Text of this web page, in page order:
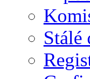
Stálé